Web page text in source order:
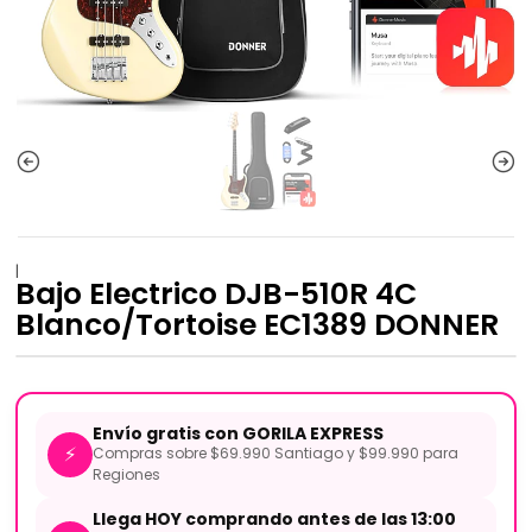
|
Bajo Electrico DJB-510R 4C
Blanco/Tortoise EC1389 DONNER
⚡
Envío gratis con GORILA EXPRESS
Compras sobre $69.990 Santiago y $99.990 para
Regiones
Llega HOY comprando antes de las 13:00